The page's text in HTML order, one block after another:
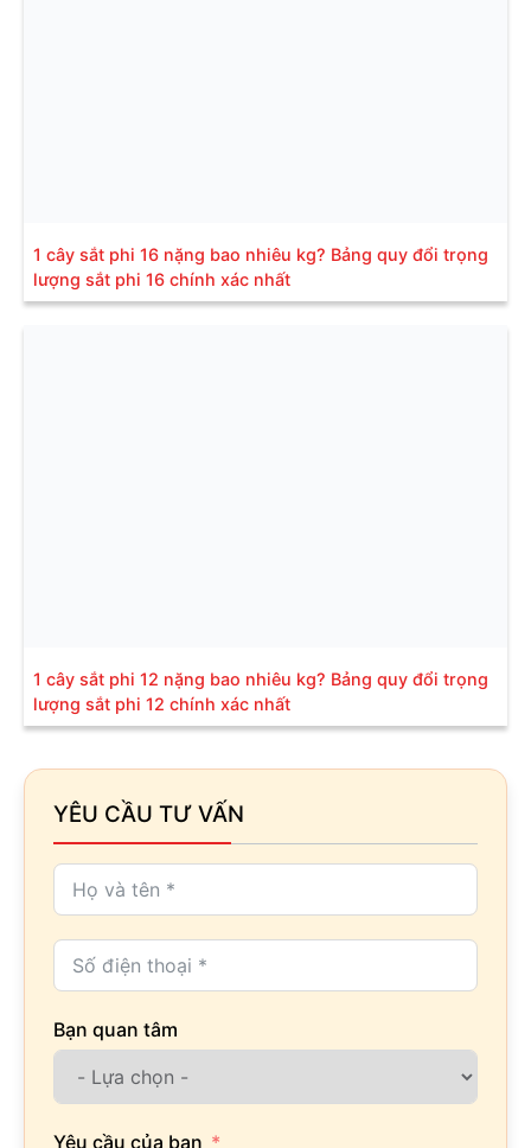
1 cây sắt phi 16 nặng bao nhiêu kg? Bảng quy đổi trọng
lượng sắt phi 16 chính xác nhất
1 cây sắt phi 12 nặng bao nhiêu kg? Bảng quy đổi trọng
lượng sắt phi 12 chính xác nhất
YÊU CẦU TƯ VẤN
Bạn quan tâm
Yêu cầu của bạn